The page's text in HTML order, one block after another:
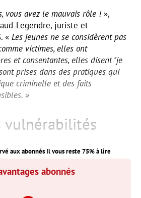
vous avez le mauvais rôle !»,
Legendre, juriste et
« Les jeunes ne se considèrent pas
victimes, elles ont
et consentantes, elles disent "je
prises dans des pratiques qui
criminelle et des faits
»
vulnérabilités
aux abonnés Il vous reste75% à lire
abonnés